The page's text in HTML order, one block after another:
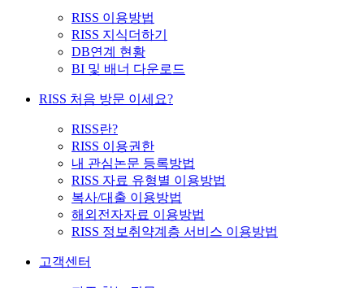
RISS 이용방법
RISS 지식더하기
DB연계 현황
BI 및 배너 다운로드
RISS 처음 방문 이세요?
RISS란?
RISS 이용권한
내 관심논문 등록방법
RISS 자료 유형별 이용방법
복사/대출 이용방법
해외전자자료 이용방법
RISS 정보취약계층 서비스 이용방법
고객센터